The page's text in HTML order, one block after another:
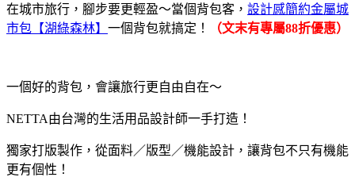
在城市旅行，腳步要更輕盈～當個背包客， 設計感簡約金屬城
市包【湖綠森林】 一個背包就搞定！ （文末有專屬88折優惠）
一個好的背包，會讓旅行更自由自在～
NETTA由台灣的生活用品設計師一手打造！
獨家打版製作，從面料／版型／機能設計，讓背包不只有機能
更有個性！